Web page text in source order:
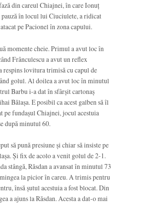
din careul Chiajnei, în care Ionuț
în locul lui Ciuciulete, a ridicat
pe Pacionel în zona capului.
momente cheie. Primul a avut loc în
Frânculescu a avut un reflex
respins lovitura trimisă cu capul de
golul. Al doilea a avut loc în minutul
Barbu i-a dat în sfârșit cartonaș
Bălașa. E posibil ca acest galben să îl
pe fundașul Chiajnei, jocul acestuia
după minutul 60.
să pună presiune și chiar să insiste pe
Și fix de acolo a venit golul de 2-1.
stângă, Răsdan a avansat în minutul 73
la picior în careu. A trimis pentru
însă șutul acestuia a fost blocat. Din
a ajuns la Răsdan. Acesta a dat-o mai